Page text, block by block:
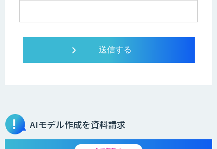
AIモデル作成を資料請求